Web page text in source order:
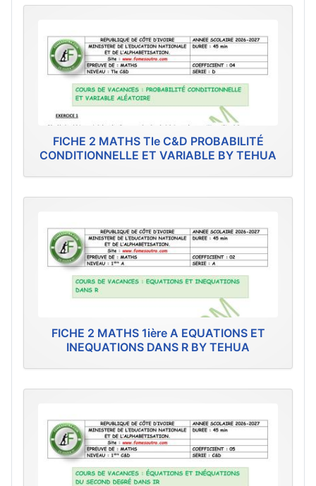
FICHE 2 MATHS Tle C&D PROBABILITÉ
CONDITIONNELLE ET VARIABLE BY TEHUA
FICHE 2 MATHS 1ière A EQUATIONS ET
INEQUATIONS DANS R BY TEHUA